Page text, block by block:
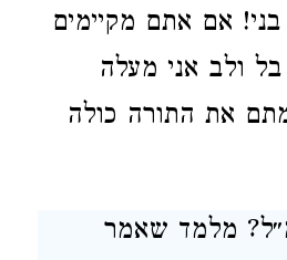
אם אתם מקיימים
ולב אני מעלה
את התורה כולה
מלמד שאמר